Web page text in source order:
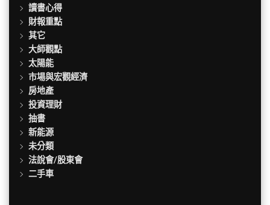
讀書心得
財報重點
其它
大師觀點
太陽能
市場與宏觀經濟
房地產
投資理財
抽書
新能源
未分類
法說會/股東會
二手車